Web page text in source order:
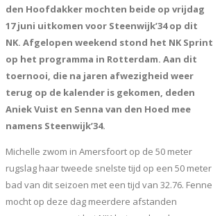
den Hoofdakker mochten beide op vrijdag
17 juni uitkomen voor Steenwijk’34 op dit
NK. Afgelopen weekend stond het NK Sprint
op het programma in Rotterdam. Aan dit
toernooi, die na jaren afwezigheid weer
terug op de kalender is gekomen, deden
Aniek Vuist en Senna van den Hoed mee
namens Steenwijk’34.
Michelle zwom in Amersfoort op de 50 meter
rugslag haar tweede snelste tijd op een 50 meter
bad van dit seizoen met een tijd van 32.76. Fenne
mocht op deze dag meerdere afstanden